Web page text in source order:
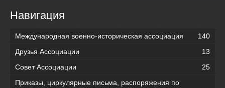
Навигация
Международная военно-историческая ассоциация
140
Друзья Ассоциации
13
Совет Ассоциации
25
Приказы, циркулярные письма, распоряжения по